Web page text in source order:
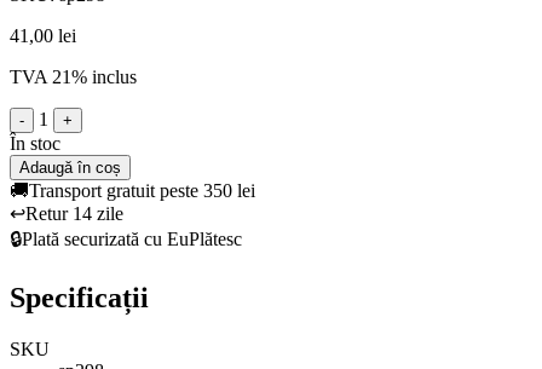
41,00 lei
TVA 21% inclus
- 1 +
În stoc
Adaugă în coș
🚚Transport gratuit peste 350 lei
↩️Retur 14 zile
🔒Plată securizată cu EuPlătesc
Specificații
SKU